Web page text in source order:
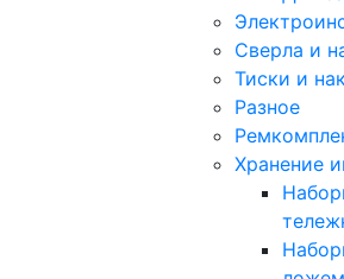
Сверла и
Тиски и
Разное
Хранение